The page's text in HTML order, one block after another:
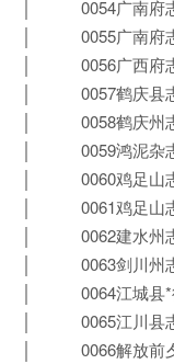
│ 0054广南府志
│ 0055广南府志
│ 0056广西府志
│ 0057鹤庆县志
│ 0058鹤庆州志
│ 0059鸿泥杂志
│ 0060鸡足山志
│ 0061鸡足山志
│ 0062建水州志
│ 0063剑川州志
│ 0064江城县*征
│ 0065江川县志
│ 0066解放前夕